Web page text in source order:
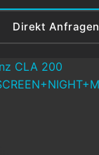
Direkt Anfragen